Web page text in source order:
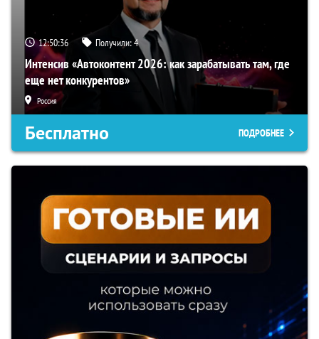
12:50:35 Получили:4
Интенсив «Автоконтент 2026: как зарабатывать там, где
еще нет конкурентов»
Россия
Бесплатно ПОДРОБНЕЕ